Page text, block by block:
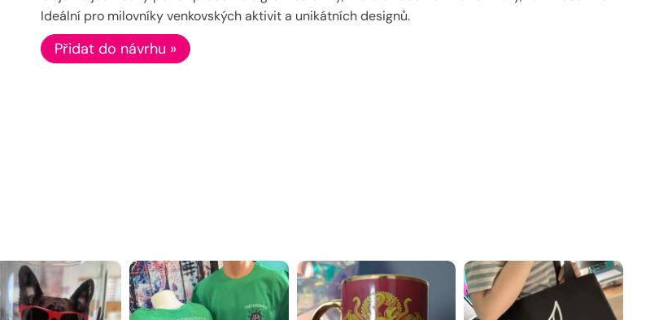
Ideální pro milovníky venkovských aktivit a unikátních designů.
Přidat do návrhu »